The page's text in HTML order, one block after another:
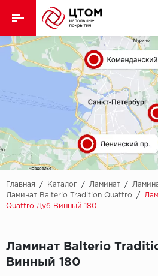
Назад
Кварцвиниловая плитка
Ламинат
Ковролин
Линолеум
Паркет
Паркетная доска
Подложка
Главная / Каталог / Ламинат /
Ламинат Balterio Tradition Quattro
/
Quattro Дуб Винный 180
Ламинат Balterio
Винный 180